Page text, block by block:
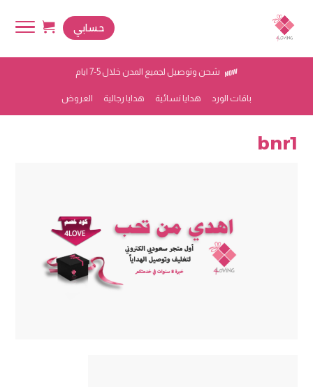
حسابي
باقات الورد هدايا نسائية هدايا رجالية العروض
bnr1